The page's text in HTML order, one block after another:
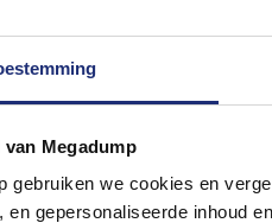
Megadump
gebruiken we cookies en
en gepersonaliseerde inhoud